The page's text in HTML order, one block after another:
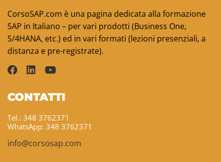
CorsoSAP.com è una pagina dedicata alla formazione
SAP in Italiano – per vari prodotti (Business One,
S/4HANA, etc.) ed in vari formati (lezioni presenziali, a
distanza e pre-registrate).
CONTATTI
Tel.: 348 3762371
WhatsApp: 348 3762371
info@corsosap.com